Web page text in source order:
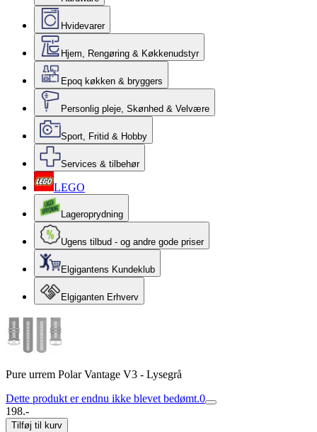
Hvidevarer
Hjem, Rengøring & Køkkenudstyr
Epoq køkken & bryggers
Personlig pleje, Skønhed & Velvære
Sport, Fritid & Hobby
Services & tilbehør
LEGO
Lageroprydning
Ugens tilbud - og andre gode priser
Elgigantens Kundeklub
Elgiganten Erhverv
Pure urrem Polar Vantage V3 - Lysegrå
Dette produkt er endnu ikke blevet bedømt.0
198.-
Tilføj til kurv